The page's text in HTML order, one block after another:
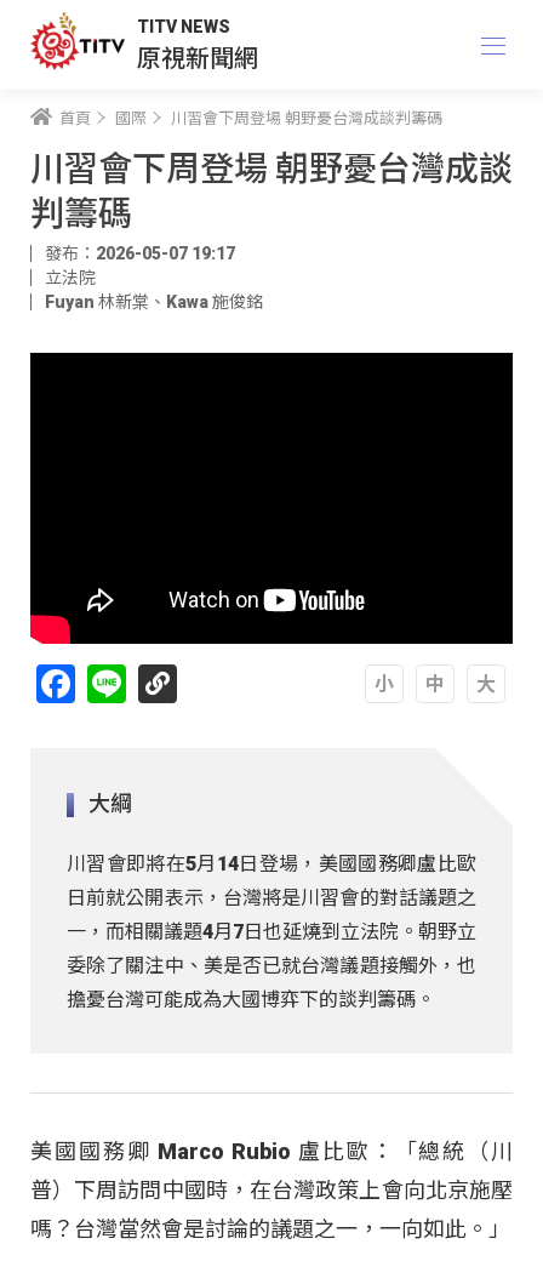
TITV NEWS
原視新聞網
首頁 國際 川習會下周登場 朝野憂台灣成談判籌碼
川習會下周登場 朝野憂台灣成談
判籌碼
發布：2026-05-07 19:17
立法院
Fuyan 林新棠 、 Kawa 施俊銘
Facebook
Line
大綱
川習會即將在5月14日登場，美國國務卿盧比歐
日前就公開表示，台灣將是川習會的對話議題之
一，而相關議題4月7日也延燒到立法院。朝野立
委除了關注中、美是否已就台灣議題接觸外，也
擔憂台灣可能成為大國博弈下的談判籌碼。
美國國務卿 Marco Rubio 盧比歐：「總統（川
普）下周訪問中國時，在台灣政策上會向北京施壓
嗎？台灣當然會是討論的議題之一，一向如此。」